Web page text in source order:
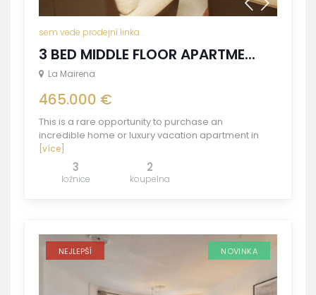
sem vede prodejní linka
3 BED MIDDLE FLOOR APARTME...
La Mairena
465.000 €
This is a rare opportunity to purchase an
incredible home or luxury vacation apartment in
[více]
3
ložnice
2
koupelna
NEJLEPŠÍ NOVINKA